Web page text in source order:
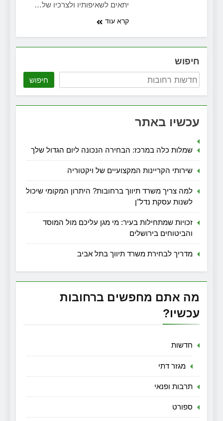
יתאים לשאיפותיו ולצרכיו של…
קרא עוד
חיפוש
חיפוש
עכשיו באתר
שמלות כלה במרכז: הבחירה הנכונה ליום הגדול שלך
שירותי הקריינות המקצועיים של ויקטוריה
למה צריך משרד תיווך ברחובות? היתרון המקומי שיכול
לשנות עסקת נדל"ן
זכויות שמתחילות בעיר: מי מגן עליכם מול המוסד
והביטוחים בירושלים
מדריך לבחירת משרד תיווך בתל אביב
מה אתם מחפשים ברחובות
עכשיו?
חדשות
מגזר דתי
תרבות ופנאי
ספורט